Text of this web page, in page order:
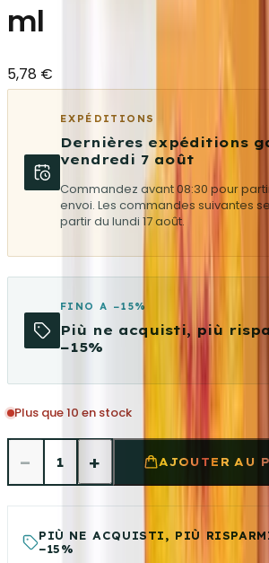
ml
5,78 €
EXPÉDITIONS
Dernières expéditions
vendredi 7 août
Commandez avant 08:30 pour
envoi. Les commandes suivantes
partir du lundi 17 août.
FINO A −15%
Più ne acquisti, più
−15%
Plus que 10 en stock
− 1 + AJOUTER AU
PIÙ NE ACQUISTI, PIÙ
−15%